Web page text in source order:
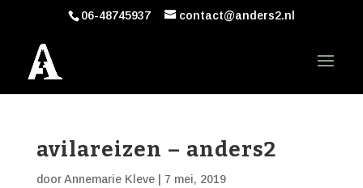
06-48745937 contact@anders2.nl
avilareizen – anders2
doorAnnemarie Kleve| 7 mei, 2019